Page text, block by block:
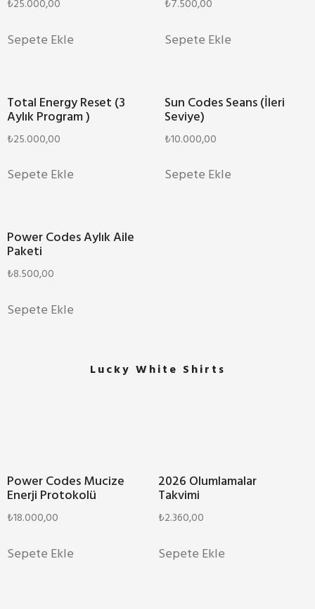
₺25.000,00
Sepete Ekle
₺7.500,00
Sepete Ekle
Total Energy Reset (3
Aylık Program )
₺25.000,00
Sepete Ekle
Sun Codes Seans (İleri
Seviye)
₺10.000,00
Sepete Ekle
Power Codes Aylık Aile
Paketi
₺8.500,00
Sepete Ekle
Lucky White Shirts
Power Codes Mucize
Enerji Protokolü
₺18.000,00
Sepete Ekle
2026 Olumlamalar
Takvimi
₺2.360,00
Sepete Ekle